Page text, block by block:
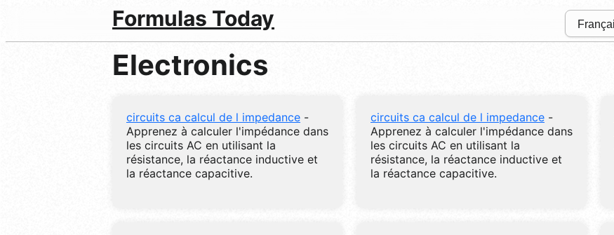
Formulas Today
Electronics
circuits ca calcul de l impedance -
Apprenez à calculer l'impédance dans
les circuits AC en utilisant la
résistance, la réactance inductive et
la réactance capacitive.
circuits ca calcul de l impedance -
Apprenez à calculer l'impédance dans
les circuits AC en utilisant la
résistance, la réactance inductive et
la réactance capacitive.